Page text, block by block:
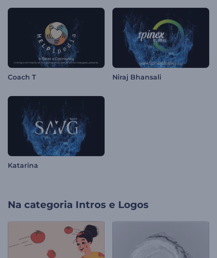
Coach T Niraj Bhansali
Katarina
Na categoria Intros e Logos